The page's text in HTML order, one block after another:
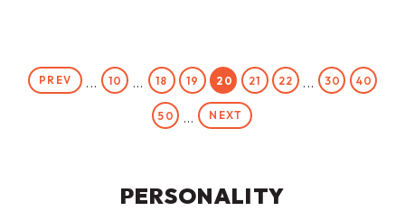
PREV ... 10 ... 18 19 20 21 22 ... 30 40
50 ... NEXT
PERSONALITY